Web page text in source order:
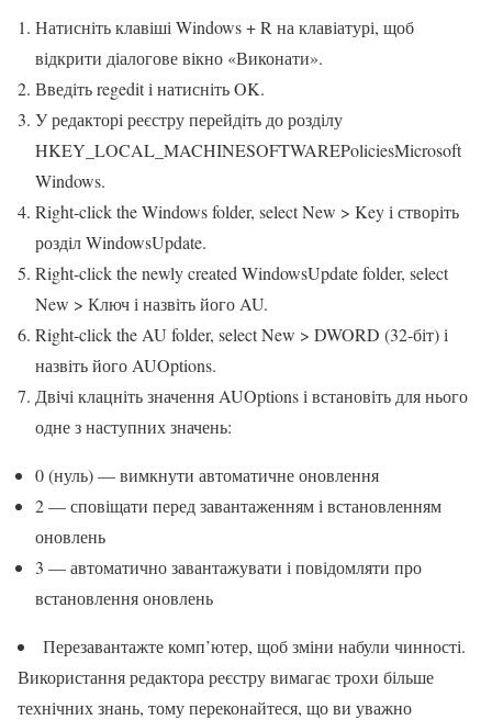
Натисніть клавіші Windows + R на клавіатурі, щоб
відкрити діалогове вікно «Виконати».
Введіть regedit і натисніть OK.
У редакторі реєстру перейдіть до розділу
HKEY_LOCAL_MACHINESOFTWAREPoliciesMicrosoft
Windows.
Right-click the Windows folder, select New > Key і створіть
розділ WindowsUpdate.
Right-click the newly created WindowsUpdate folder, select
New > Ключ і назвіть його AU.
Right-click the AU folder, select New > DWORD (32-біт) і
назвіть його AUOptions.
Двічі клацніть значення AUOptions і встановіть для нього
одне з наступних значень:
0 (нуль) — вимкнути автоматичне оновлення
2 — сповіщати перед завантаженням і встановленням
оновлень
3 — автоматично завантажувати і повідомляти про
встановлення оновлень
Перезавантажте комп’ютер, щоб зміни набули чинності.
Використання редактора реєстру вимагає трохи більше
технічних знань, тому переконайтеся, що ви уважно